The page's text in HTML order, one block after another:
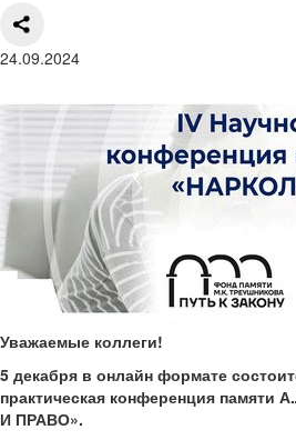
24.09.2024
Уважаемые коллеги!
5 декабря в онлайн формате
практическая конференция памяти
И ПРАВО».